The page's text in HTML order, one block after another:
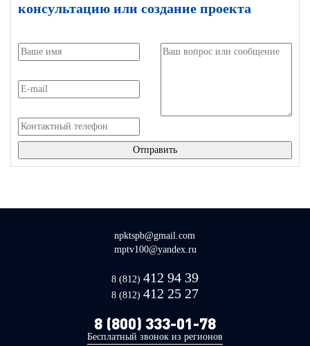
консультацию или создание проекта
npktspb@gmail.com
mptv100@yandex.ru
8 (812) 412 94 39
8 (812) 412 25 27
8 (800) 333-01-78
Бесплатный звонок из регионов